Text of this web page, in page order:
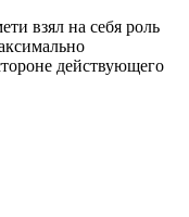
взял на себя роль
действующего